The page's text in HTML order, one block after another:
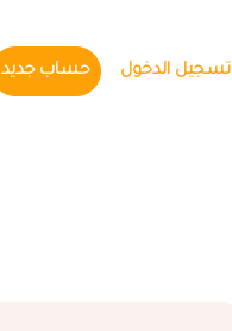
تسجيل الدخول حساب جديد